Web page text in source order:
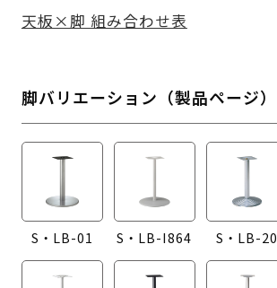
天板×脚 組み合わせ表
脚バリエーション（製品ページ）
S・LB-01 S・LB-I864 S・LB-20